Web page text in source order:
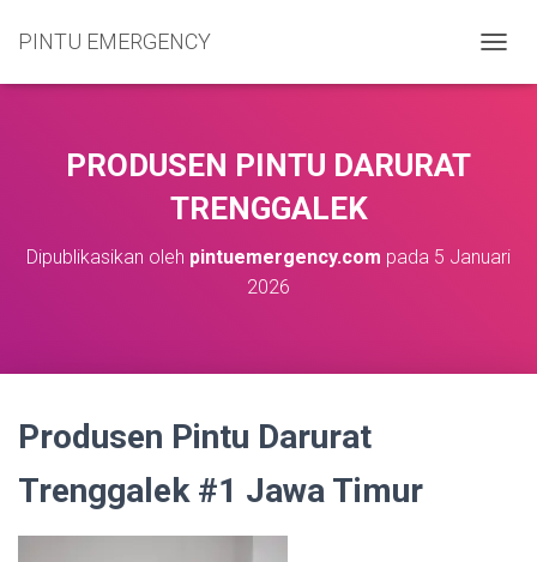
PINTU EMERGENCY
O
I
PRODUSEN PINTU DARURAT
TRENGGALEK
Dipublikasikan oleh pintuemergency.com pada 5 Januari
2026
Produsen Pintu Darurat
Trenggalek #1 Jawa Timur